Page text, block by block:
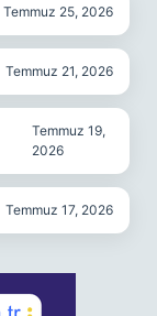
Temmuz 25, 2026
Temmuz 21, 2026
Temmuz 19,
2026
Temmuz 17, 2026